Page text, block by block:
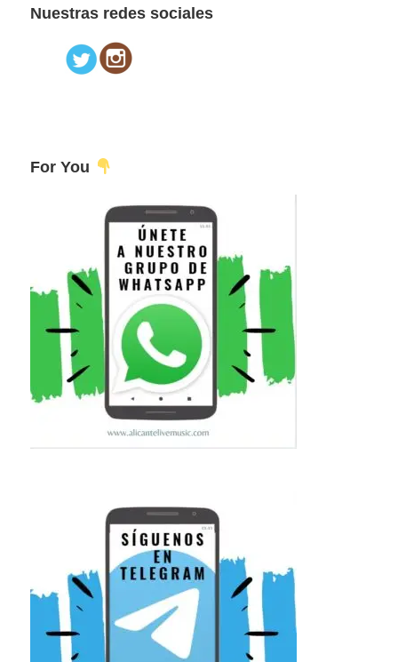
Nuestras redes sociales
For You